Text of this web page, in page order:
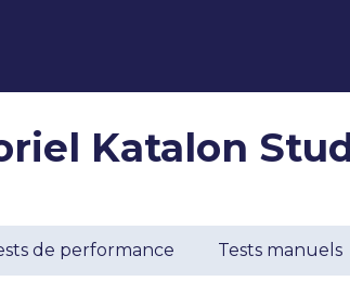
Katalon
de performance Tests manuels